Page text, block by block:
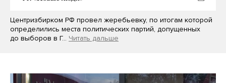
Центризбирком РФ провел жеребьевку, по итогам которой
определились места политических партий, допущенных
до выборов в Г… Читать дальше